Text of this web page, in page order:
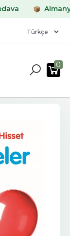
Almanya
0